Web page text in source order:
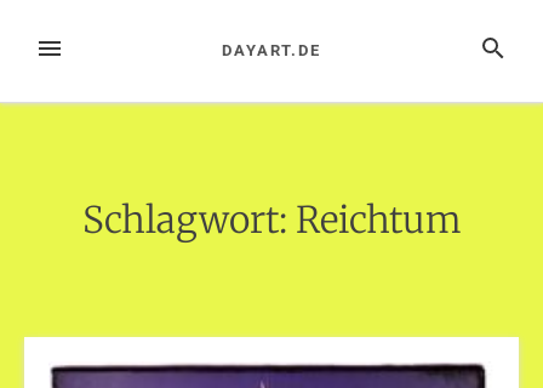
InhaltMENÜ SUCHE
DAYART.DE
Schlagwort: Reichtum